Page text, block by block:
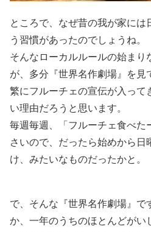
ところで、なぜ昔の我が家には
う習慣があったのでしょうね。
そんなローカルルールの始まり
が、多分『世界名作劇場』を見
繁にフルーチェの宣伝が入って
い理由だろうと思います。
毎週毎週、「フルーチェ食べた
さいので、だったら始めから日
け、みたいなものだったかと。
で、そんな『世界名作劇場』で
か、一年のうちのほとんどがい